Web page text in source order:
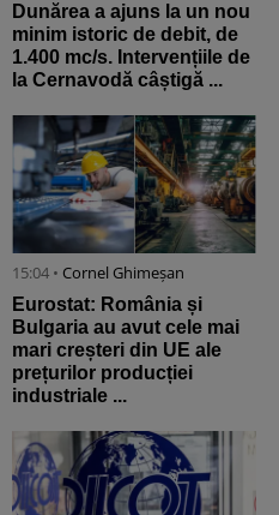
Dunărea a ajuns la un nou
minim istoric de debit, de
1.400 mc/s. Intervențiile de
la Cernavodă câștigă ...
15:04 • Cornel Ghimeșan
Eurostat: România și
Bulgaria au avut cele mai
mari creșteri din UE ale
prețurilor producției
industriale ...